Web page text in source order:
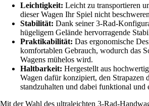
Leichtigkeit: Leicht zu transportieren
dieser Wagen Ihr Spiel nicht
Stabilität: Dank seiner 3-Rad-
hügeligem Gelände hervorragende
Praktikabilität: Das ergonomische
komfortablen Gebrauch, wodurch das
Wagens mühelos wird.
Haltbarkeit: Hergestellt aus
Wagen dafür konzipiert, den Strapazen
standzuhalten und dabei funktional und
Mit der Wahl des ultraleichten 3-Rad-